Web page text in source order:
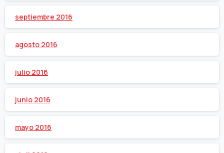
septiembre 2016
agosto 2016
julio 2016
junio 2016
mayo 2016